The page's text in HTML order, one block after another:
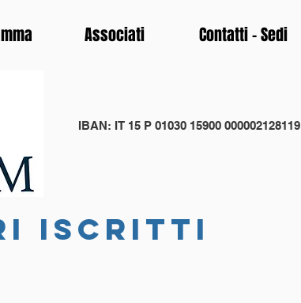
Associati Contatti - Sedi
IBAN: IT 15 P 01030 15900 000002128119
iscritti